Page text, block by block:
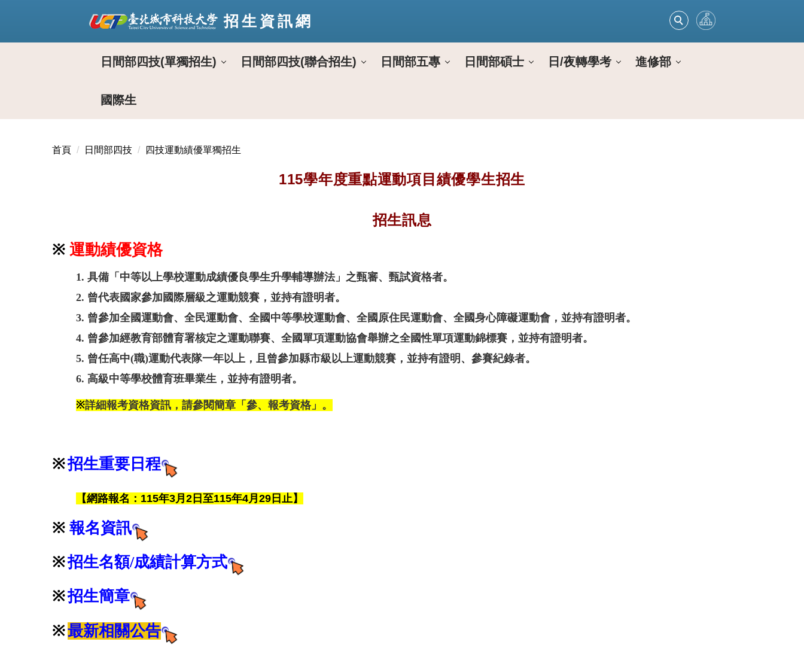
招生資訊網
日間部四技(單獨招生) 日間部四技(聯合招生) 日間部五專 日間部碩士 日/夜轉學考 進修部
國際生
首頁 日間部四技 四技運動績優單獨招生
115學年度重點運動項目績優學生招生
招生訊息
※ 運動績優資格
1. 具備「中等以上學校運動成績優良學生升學輔導辦法」之甄審、甄試資格者。
2. 曾代表國家參加國際層級之運動競賽，並持有證明者。
3. 曾參加全國運動會、全民運動會、全國中等學校運動會、全國原住民運動會、全國身心障礙運動會，並持有證明者。
4. 曾參加經教育部體育署核定之運動聯賽、全國單項運動協會舉辦之全國性單項運動錦標賽，並持有證明者。
5. 曾任高中(職)運動代表隊一年以上，且曾參加縣市級以上運動競賽，並持有證明、參賽紀錄者。
6. 高級中等學校體育班畢業生，並持有證明者。
※詳細報考資格資訊，請參閱簡章「參、報考資格」。
※招生重要日程
【網路報名：115年3月2日至115年4月29日止】
※ 報名資訊
※招生名額/成績計算方式
※招生簡章
※最新相關公告